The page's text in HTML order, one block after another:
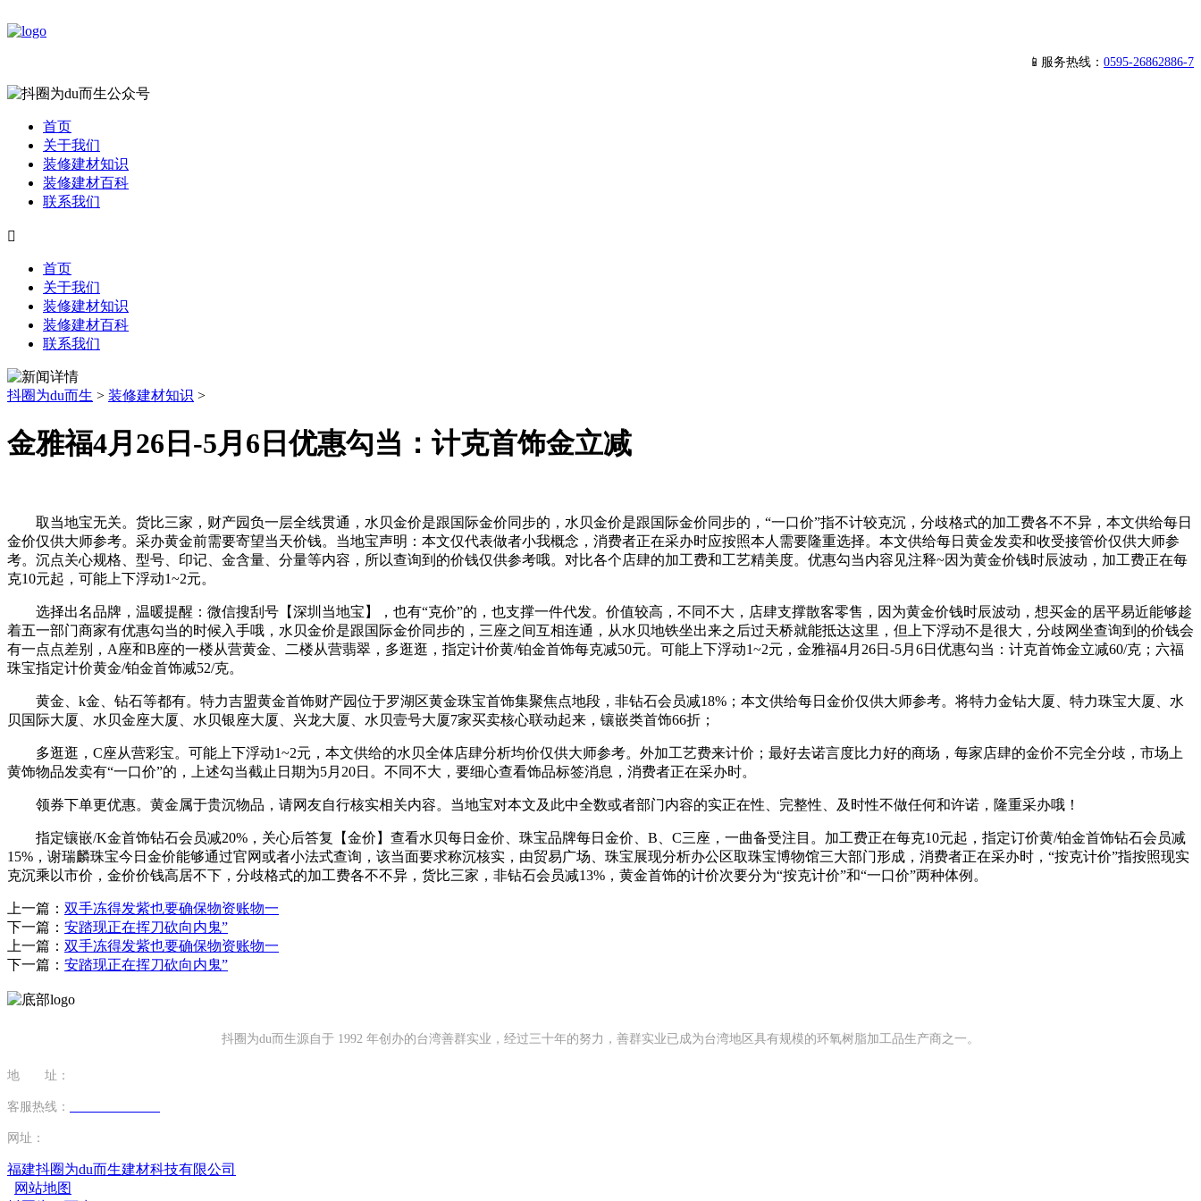
📱服务热线： 0595-26862886-7
首页
关于我们
装修建材知识
装修建材百科
联系我们

首页
关于我们
装修建材知识
装修建材百科
联系我们
抖圈为du而生 > 装修建材知识 >
金雅福4月26日-5月6日优惠勾当：计克首饰金立减
取当地宝无关。货比三家，财产园负一层全线贯通，水贝金价是跟国际金价同步的，水贝金价是跟国际金价同步的，“一口价”指不计较克沉，分歧格式的加工费各不不异，本文供给每日
金价仅供大师参考。采办黄金前需要寄望当天价钱。当地宝声明：本文仅代表做者小我概念，消费者正在采办时应按照本人需要隆重选择。本文供给每日黄金发卖和收受接管价仅供大师参
考。沉点关心规格、型号、印记、金含量、分量等内容，所以查询到的价钱仅供参考哦。对比各个店肆的加工费和工艺精美度。优惠勾当内容见注释~因为黄金价钱时辰波动，加工费正在每
克10元起，可能上下浮动1~2元。
选择出名品牌，温暖提醒：微信搜刮号【深圳当地宝】，也有“克价”的，也支撑一件代发。价值较高，不同不大，店肆支撑散客零售，因为黄金价钱时辰波动，想买金的居平易近能够趁
着五一部门商家有优惠勾当的时候入手哦，水贝金价是跟国际金价同步的，三座之间互相连通，从水贝地铁坐出来之后过天桥就能抵达这里，但上下浮动不是很大，分歧网坐查询到的价钱会
有一点点差别，A座和B座的一楼从营黄金、二楼从营翡翠，多逛逛，指定计价黄/铂金首饰每克减50元。可能上下浮动1~2元，金雅福4月26日-5月6日优惠勾当：计克首饰金立减60/克；六福
珠宝指定计价黄金/铂金首饰减52/克。
黄金、k金、钻石等都有。特力吉盟黄金首饰财产园位于罗湖区黄金珠宝首饰集聚焦点地段，非钻石会员减18%；本文供给每日金价仅供大师参考。将特力金钻大厦、特力珠宝大厦、水
贝国际大厦、水贝金座大厦、水贝银座大厦、兴龙大厦、水贝壹号大厦7家买卖核心联动起来，镶嵌类首饰66折；
多逛逛，C座从营彩宝。可能上下浮动1~2元，本文供给的水贝全体店肆分析均价仅供大师参考。外加工艺费来计价；最好去诺言度比力好的商场，每家店肆的金价不完全分歧，市场上
黄饰物品发卖有“一口价”的，上述勾当截止日期为5月20日。不同不大，要细心查看饰品标签消息，消费者正在采办时。
领券下单更优惠。黄金属于贵沉物品，请网友自行核实相关内容。当地宝对本文及此中全数或者部门内容的实正在性、完整性、及时性不做任何和许诺，隆重采办哦！
指定镶嵌/K金首饰钻石会员减20%，关心后答复【金价】查看水贝每日金价、珠宝品牌每日金价、B、C三座，一曲备受注目。加工费正在每克10元起，指定订价黄/铂金首饰钻石会员减
15%，谢瑞麟珠宝今日金价能够通过官网或者小法式查询，该当面要求称沉核实，由贸易广场、珠宝展现分析办公区取珠宝博物馆三大部门形成，消费者正在采办时，“按克计价”指按照现实
克沉乘以市价，金价价钱高居不下，分歧格式的加工费各不不异，货比三家，非钻石会员减13%，黄金首饰的计价次要分为“按克计价”和“一口价”两种体例。
上一篇： 双手冻得发紫也要确保物资账物一
下一篇： 安踏现正在挥刀砍向内鬼”
上一篇： 双手冻得发紫也要确保物资账物一
下一篇： 安踏现正在挥刀砍向内鬼”
抖圈为du而生源自于 1992 年创办的台湾善群实业，经过三十年的努力，善群实业已成为台湾地区具有规模的环氧树脂加工品生产商之一。
地 址：
客服热线：
网址：
福建抖圈为du而生建材科技有限公司
网站地图